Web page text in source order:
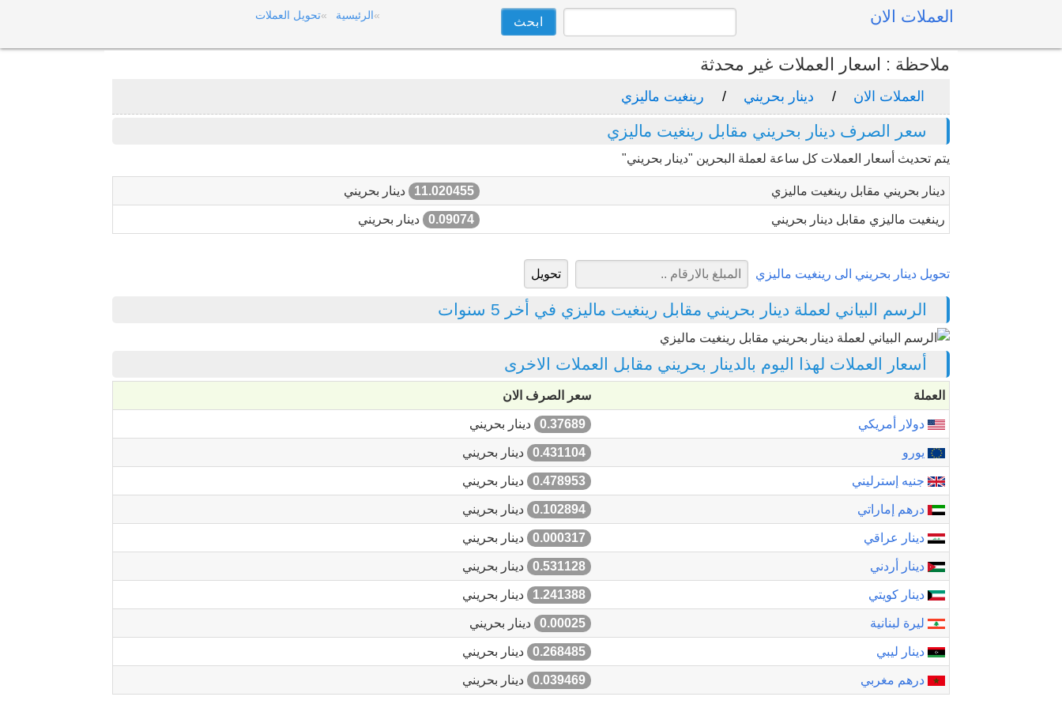
العملات الان الرئيسية تحويل العملات
ملاحظة : اسعار العملات غير محدثة
العملات الان دينار بحريني رينغيت ماليزي
سعر الصرف دينار بحريني مقابل رينغيت ماليزي
يتم تحديث أسعار العملات كل ساعة لعملة البحرين "دينار بحريني"
دينار بحريني مقابل رينغيت ماليزي 11.020455 دينار بحريني
رينغيت ماليزي مقابل دينار بحريني 0.09074 دينار بحريني
تحويل دينار بحريني الى رينغيت ماليزي
الرسم البياني لعملة دينار بحريني مقابل رينغيت ماليزي في أخر 5 سنوات
أسعار العملات لهذا اليوم بالدينار بحريني مقابل العملات الاخرى
العملة سعر الصرف الان
دولار أمريكي 0.37689 دينار بحريني
يورو 0.431104 دينار بحريني
جنيه إسترليني 0.478953 دينار بحريني
درهم إماراتي 0.102894 دينار بحريني
دينار عراقي 0.000317 دينار بحريني
دينار أردني 0.531128 دينار بحريني
دينار كويتي 1.241388 دينار بحريني
ليرة لبنانية 0.00025 دينار بحريني
دينار ليبي 0.268485 دينار بحريني
درهم مغربي 0.039469 دينار بحريني